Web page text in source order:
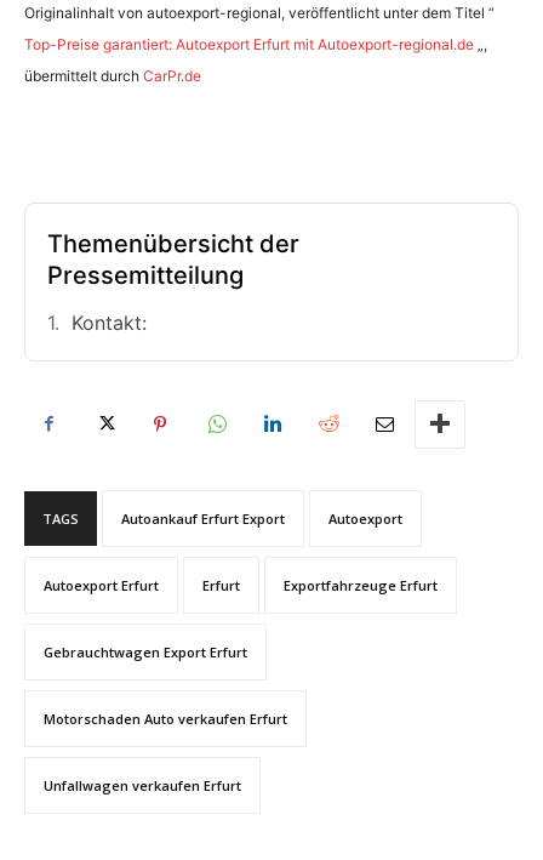
Originalinhalt von autoexport-regional, veröffentlicht unter dem Titel “
Top-Preise garantiert: Autoexport Erfurt mit Autoexport-regional.de „,
übermittelt durch CarPr.de
Themenübersicht der
Pressemitteilung
Kontakt:
TAGS Autoankauf Erfurt Export Autoexport
Autoexport Erfurt Erfurt Exportfahrzeuge Erfurt
Gebrauchtwagen Export Erfurt
Motorschaden Auto verkaufen Erfurt
Unfallwagen verkaufen Erfurt